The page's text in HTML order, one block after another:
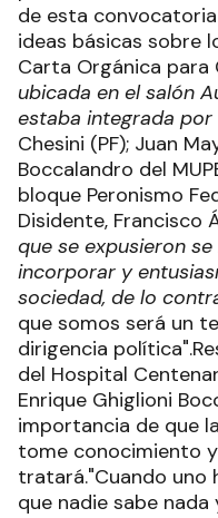
de esta
ideas básicas sobre
Carta Orgánica para
ubicada en el salón
estaba integrada por
Chesini (PF); Juan
Boccalandro del
bloque Peronismo
Disidente, Francisco
que se expusieron
incorporar y
sociedad, de lo
que somos será un
dirigencia
del Hospital
Enrique Ghiglioni
importancia de que
tome conocimiento
tratará."Cuando uno
que nadie sabe